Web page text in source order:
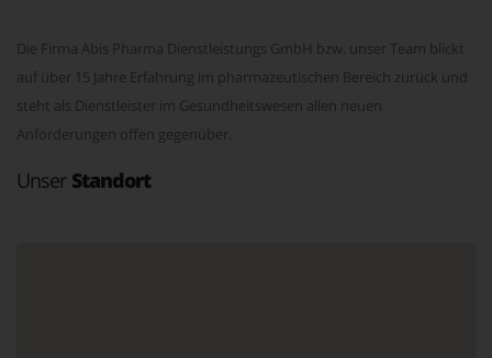
Die Firma Abis Pharma Dienstleistungs GmbH bzw. unser Team blickt
auf über 15 Jahre Erfahrung im pharmazeutischen Bereich zurück und
steht als Dienstleister im Gesundheitswesen allen neuen
Anforderungen offen gegenüber.
Unser Standort